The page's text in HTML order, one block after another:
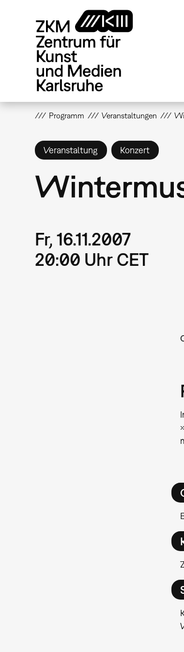
Programm Veranstaltungen
Veranstaltung Konzert
Fr, 16.11.2007
20:00 Uhr CET